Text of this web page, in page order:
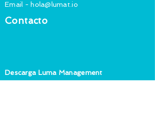
Email - hola@lumat.io
Contacto
Descarga Luma Management